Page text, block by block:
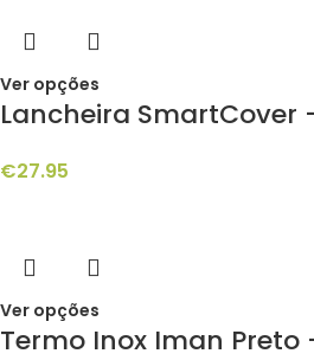
Ver opções
Lancheira
€27.95
Ver opções
Termo Inox Iman Preto